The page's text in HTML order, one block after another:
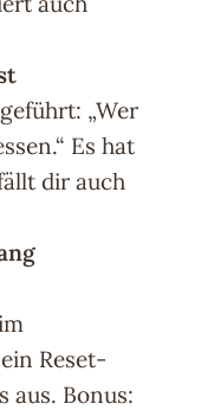
„Wer
Es hat
dir auch
Reset-
aus. Bonus: